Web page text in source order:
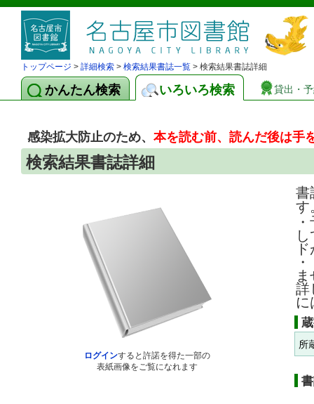
トップページ > 詳細検索 > 検索結果書誌一覧 > 検索結果書誌詳細
かんたん検索 いろいろ検索 貸出・
感染拡大防止のため、本を読む前、読んだ後は手
検索結果書誌詳細
ログインすると許諾を得た一部の
表紙画像をご覧になれます
書
す
詳
に
所